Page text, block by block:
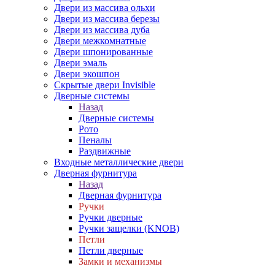
Двери из массива ольхи
Двери из массива березы
Двери из массива дуба
Двери межкомнатные
Двери шпонированные
Двери эмаль
Двери экошпон
Скрытые двери Invisible
Дверные системы
Назад
Дверные системы
Рото
Пеналы
Раздвижные
Входные металлические двери
Дверная фурнитура
Назад
Дверная фурнитура
Ручки
Ручки дверные
Ручки защелки (KNOB)
Петли
Петли дверные
Замки и механизмы